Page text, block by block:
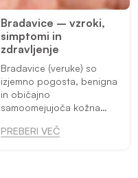
Bradavice – vzroki,
simptomi in
zdravljenje
Bradavice (veruke) so
izjemno pogosta, benigna
in običajno
samoomejujoča kožna
je 40 % prebivalstva
PREBERI VEČ